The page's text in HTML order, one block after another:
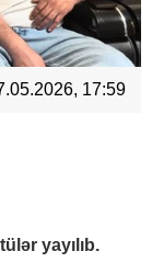
17:59
yayılıb.